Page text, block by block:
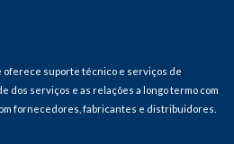
oferece suporte técnico e serviços de
dos serviços e as relações a longo termo com
fornecedores, fabricantes e distribuidores.